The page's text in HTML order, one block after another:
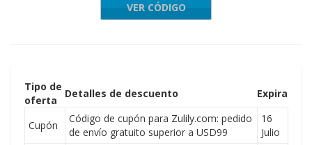
Q20P371
VER CÓDIGO
Tipo de
oferta
Detalles de descuento Expira
Cupón
Código de cupón para Zulily.com: pedido
de envío gratuito superior a USD99
16
Julio